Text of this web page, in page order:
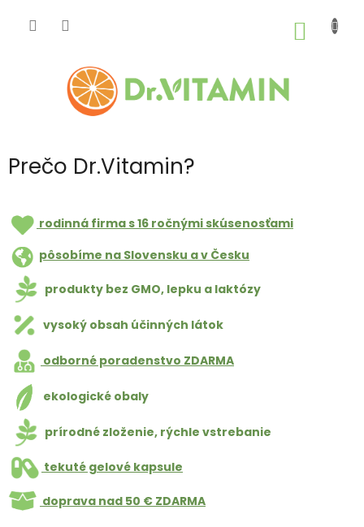
Prečo Dr.Vitamin?
rodinná firma s 16 ročnými skúsenosťami
pôsobíme na Slovensku a v Česku
produkty bez GMO, lepku a laktózy
vysoký obsah účinných látok
odborné poradenstvo ZDARMA
ekologické obaly
prírodné zloženie, rýchle vstrebanie
tekuté gelové kapsule
doprava nad 50 € ZDARMA